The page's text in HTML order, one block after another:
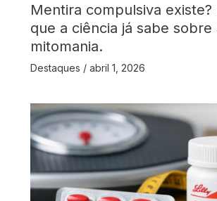
Mentira compulsiva existe?
que a ciência já sabe sobre
mitomania.
Destaques / abril 1, 2026